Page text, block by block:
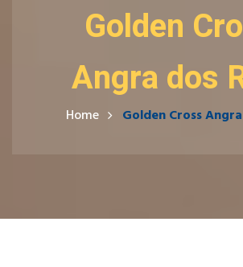
Golden
Angra dos
Home Golden Cross